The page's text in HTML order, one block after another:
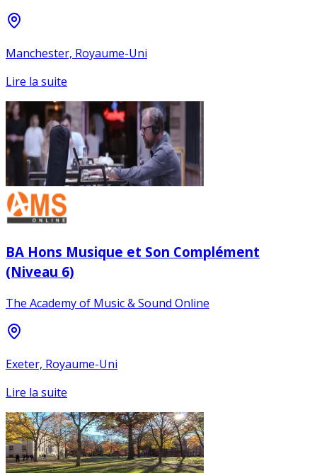
Manchester, Royaume-Uni
Lire la suite
BA Hons Musique et Son Complément
(Niveau 6)
The Academy of Music & Sound Online
Exeter, Royaume-Uni
Lire la suite